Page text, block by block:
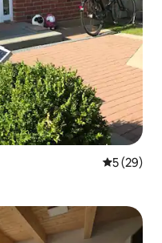
평점 5점(5
5 (29)